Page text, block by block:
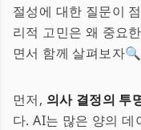
절성에 대한 질문이
리적 고민은 왜 중요
면서 함께 살펴보자
먼저, 의사 결정의 투
다. AI는 많은 양의